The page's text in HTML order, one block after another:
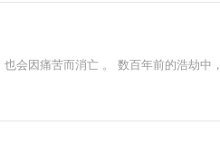
会因痛苦而消亡 。 数百年前的浩劫中